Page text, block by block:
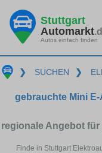
Stuttgart
Automarkt
Autos einfach finden
❯ SUCHEN ❯
gebrauchte Mini
regionale Angebot
Finde in Stuttgart